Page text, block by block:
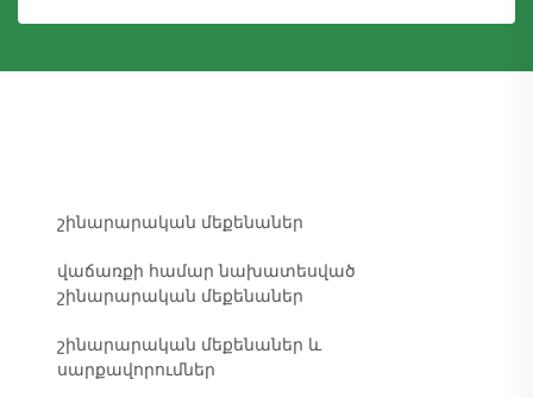
շինարարական մեքենաներ
վաճառքի համար նախատեսված
շինարարական մեքենաներ
շինարարական մեքենաներ և
սարքավորումներ